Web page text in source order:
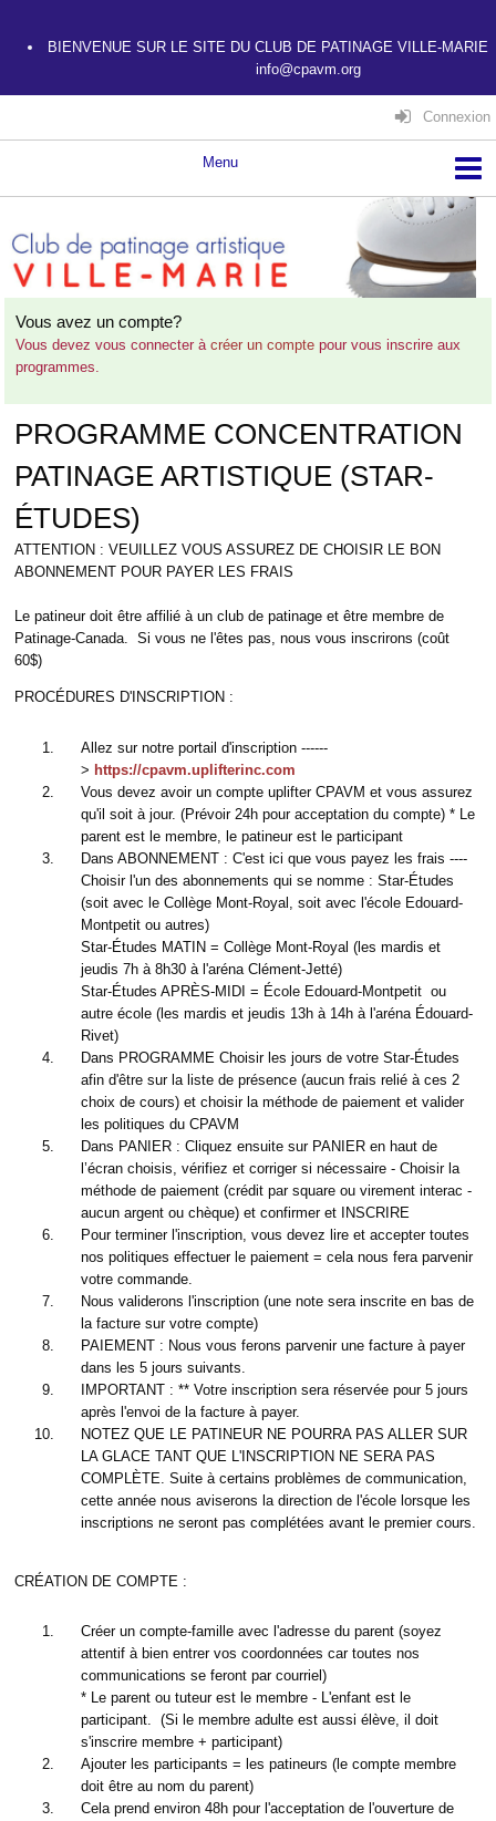
BIENVENUE SUR LE SITE DU CLUB DE PATINAGE VILLE-MARIE
info@cpavm.org
Connexion
Vous avez un compte?
Vous devez vous connecter àcréer un compte pour vous inscrire aux
programmes.
PROGRAMME CONCENTRATION
PATINAGE ARTISTIQUE (STAR-
ÉTUDES)
ATTENTION : VEUILLEZ VOUS ASSUREZ DE CHOISIR LE BON
ABONNEMENT POUR PAYER LES FRAIS
Le patineur doit être affilié à un club de patinage et être membre de
Patinage-Canada. Si vous ne l'êtes pas, nous vous inscrirons (coût
60$)
PROCÉDURES D'INSCRIPTION :
Allez sur notre portail d'inscription ------
> https://cpavm.uplifterinc.com
Vous devez avoir un compte uplifter CPAVM et vous assurez
qu'il soit à jour. (Prévoir 24h pour acceptation du compte) * Le
parent est le membre, le patineur est le participant
Dans ABONNEMENT : C'est ici que vous payez les frais ----
Choisir l'un des abonnements qui se nomme : Star-Études
(soit avec le Collège Mont-Royal, soit avec l'école Edouard-
Montpetit ou autres)
Star-Études MATIN = Collège Mont-Royal (les mardis et
jeudis 7h à 8h30 à l'aréna Clément-Jetté)
Star-Études APRÈS-MIDI = École Edouard-Montpetit ou
autre école (les mardis et jeudis 13h à 14h à l'aréna Édouard-
Rivet)
Dans PROGRAMME Choisir les jours de votre Star-Études
afin d'être sur la liste de présence (aucun frais relié à ces 2
choix de cours) et choisir la méthode de paiement et valider
les politiques du CPAVM
Dans PANIER : Cliquez ensuite sur PANIER en haut de
l’écran choisis, vérifiez et corriger si nécessaire - Choisir la
méthode de paiement (crédit par square ou virement interac -
aucun argent ou chèque) et confirmer et INSCRIRE
Pour terminer l'inscription, vous devez lire et accepter toutes
nos politiques effectuer le paiement = cela nous fera parvenir
votre commande.
Nous validerons l'inscription (une note sera inscrite en bas de
la facture sur votre compte)
PAIEMENT : Nous vous ferons parvenir une facture à payer
dans les 5 jours suivants.
IMPORTANT : ** Votre inscription sera réservée pour 5 jours
après l'envoi de la facture à payer.
NOTEZ QUE LE PATINEUR NE POURRA PAS ALLER SUR
LA GLACE TANT QUE L'INSCRIPTION NE SERA PAS
COMPLÈTE. Suite à certains problèmes de communication,
cette année nous aviserons la direction de l'école lorsque les
inscriptions ne seront pas complétées avant le premier cours.
CRÉATION DE COMPTE :
Créer un compte-famille avec l'adresse du parent (soyez
attentif à bien entrer vos coordonnées car toutes nos
communications se feront par courriel)
* Le parent ou tuteur est le membre - L'enfant est le
participant. (Si le membre adulte est aussi élève, il doit
s'inscrire membre + participant)
Ajouter les participants = les patineurs (le compte membre
doit être au nom du parent)
Cela prend environ 48h pour l'acceptation de l'ouverture de